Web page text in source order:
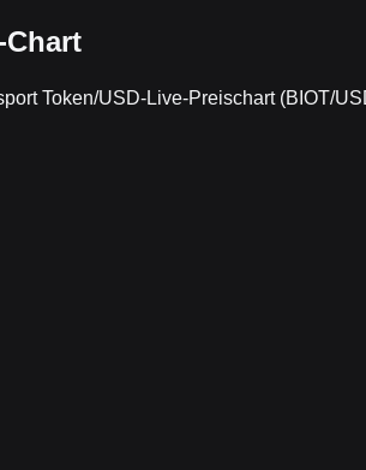
Token/USD-Live-Preischart (BIOT/